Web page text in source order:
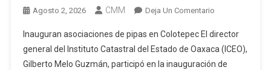
Agosto 2, 2026 CMM Deja Un ComentarioEn
Asociaciones
De
Pipas
Inauguran asociaciones de pipas en Colotepec El director
general del Instituto Catastral del Estado de Oaxaca (ICEO),
Gilberto Melo Guzmán, participó en la inauguración de